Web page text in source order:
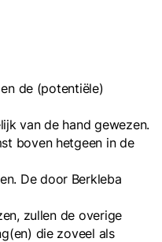
de (potentiële)
van de hand gewezen.
boven hetgeen in de
De door Berkleba
zullen de overige
die zoveel als